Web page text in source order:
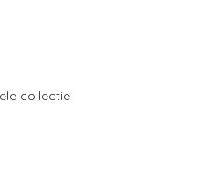
collectie